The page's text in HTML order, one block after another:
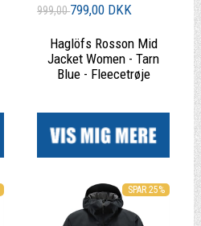
999,00799,00 DKK
Haglöfs Rosson Mid
Jacket Women - Tarn
Blue - Fleecetrøje
SPAR 25%